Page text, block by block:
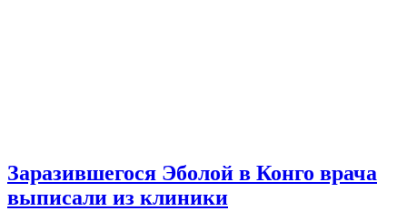
Заразившегося Эболой в Конго врача
выписали из клиники